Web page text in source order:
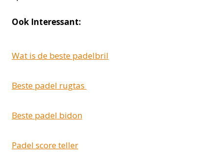
Ook Interessant:
Wat is de beste padelbril
Beste padel rugtas
Beste padel bidon
Padel score teller